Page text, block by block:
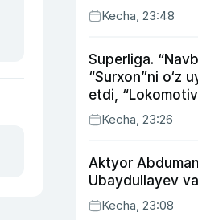
Kecha, 23:48
Superliga.
“Surxon”ni o‘z
etdi,
uyda g‘alaba
Kecha, 23:26
Aktyor
Ubaydullayev
Kecha, 23:08